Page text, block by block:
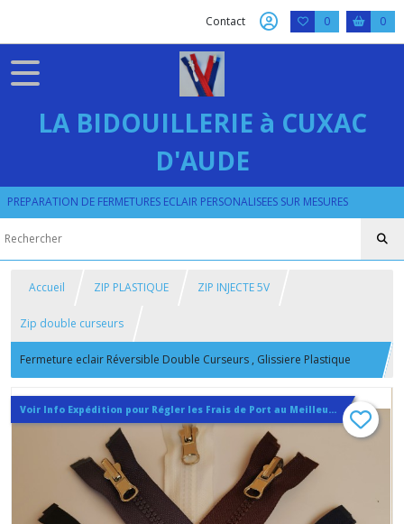
Contact 0 0
LA BIDOUILLERIE à CUXAC
D'AUDE
PREPARATION DE FERMETURES ECLAIR PERSONALISEES SUR MESURES
Accueil ZIP PLASTIQUE ZIP INJECTE 5V
Zip double curseurs
Fermeture eclair Réversible Double Curseurs , Glissiere Plastique
Injectée Sur Mesure , Blanc , Marron , Gris ou Marine
Voir Info Expédition pour Régler les Frais de Port au Meilleur Prix , En haut d'ecran à Droite